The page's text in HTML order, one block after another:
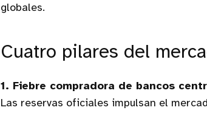
globales.
Cuatro pilares del
1. Fiebre compradora de bancos
Las reservas oficiales impulsan el